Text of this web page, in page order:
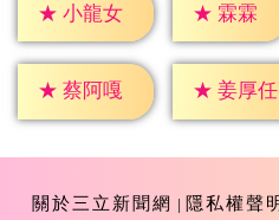
★ 小龍女 ★ 霖霖
★ 蔡阿嘎 ★ 姜厚任
關於三立新聞網
隱私權聲